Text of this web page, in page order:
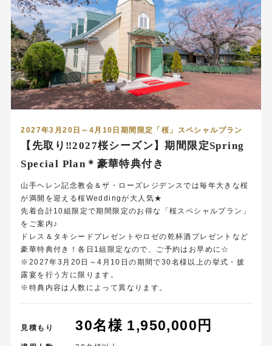
2027年3月20日～4月10日期間限定「桜」スペシャルプラン
【先取り‼2027桜シーズン】期間限定Spring
Special Plan＊豪華特典付き
山手ヘレン記念教会＆ザ・ローズレジデンスでは毎年大きな桜
が満開を迎える桜Weddingが大人気★
先着合計10組限定で期間限定のお得な「桜スペシャルプラン」
をご案内♪
ドレス＆タキシードプレゼントやロゼの乾杯酒プレゼントなど
豪華特典付き！各日1組限定なので、ご予約はお早めに☆
※2027年3月20日～4月10日の期間で30名様以上の挙式・披
露宴を行う方に限ります。
※特典内容は人数によって異なります。
見積もり 30名様 1,950,000円